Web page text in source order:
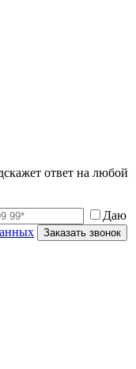
ответ на любой
Даю
Заказать звонок